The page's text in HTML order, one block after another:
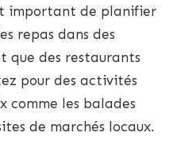
important de planifier
repas dans des
que des restaurants
pour des activités
les balades
de marchés locaux.